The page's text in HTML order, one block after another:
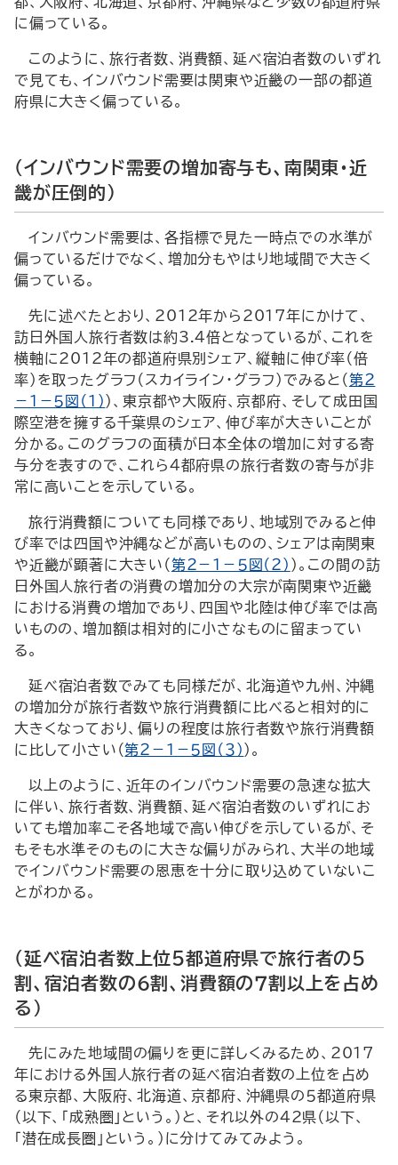
に偏っている。
このように、旅行者数、消費額、延べ宿泊者数のいずれ
で見ても、インバウンド需要は関東や近畿の一部の都道
府県に大きく偏っている。
（インバウンド需要の増加寄与も、南関東・近
畿が圧倒的）
インバウンド需要は、各指標で見た一時点での水準が
偏っているだけでなく、増加分もやはり地域間で大きく
偏っている。
先に述べたとおり、2012年から2017年にかけて、
訪日外国人旅行者数は約3.4倍となっているが、これを
横軸に2012年の都道府県別シェア、縦軸に伸び率（倍
率）を取ったグラフ（スカイライン・グラフ）でみると（第２
－１－５図（１） ）、東京都や大阪府、京都府、そして成田国
際空港を擁する千葉県のシェア、伸び率が大きいことが
分かる。このグラフの面積が日本全体の増加に対する寄
与分を表すので、これら４都府県の旅行者数の寄与が非
常に高いことを示している。
旅行消費額についても同様であり、地域別でみると伸
び率では四国や沖縄などが高いものの、シェアは南関東
や近畿が顕著に大きい（第２－１－５図（２） ）。この間の訪
日外国人旅行者の消費の増加分の大宗が南関東や近畿
における消費の増加であり、四国や北陸は伸び率では高
いものの、増加額は相対的に小さなものに留まってい
る。
延べ宿泊者数でみても同様だが、北海道や九州、沖縄
の増加分が旅行者数や旅行消費額に比べると相対的に
大きくなっており、偏りの程度は旅行者数や旅行消費額
に比して小さい（第２－１－５図（３） ）。
以上のように、近年のインバウンド需要の急速な拡大
に伴い、旅行者数、消費額、延べ宿泊者数のいずれにお
いても増加率こそ各地域で高い伸びを示しているが、そ
もそも水準そのものに大きな偏りがみられ、大半の地域
でインバウンド需要の恩恵を十分に取り込めていないこ
とがわかる。
（延べ宿泊者数上位５都道府県で旅行者の５
割、宿泊者数の６割、消費額の７割以上を占め
る）
先にみた地域間の偏りを更に詳しくみるため、2017
年における外国人旅行者の延べ宿泊者数の上位を占め
る東京都、大阪府、北海道、京都府、沖縄県の５都道府県
（以下、「成熟圏」という。）と、それ以外の42県（以下、
「潜在成長圏」という。）に分けてみてみよう。